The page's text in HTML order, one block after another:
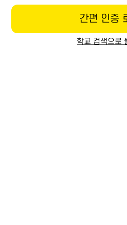
간편 인증
학교 검색으로